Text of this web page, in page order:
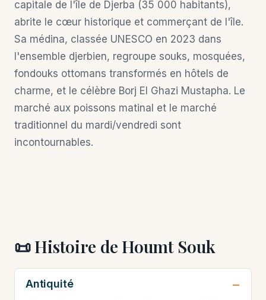
capitale de l'île de Djerba (35 000 habitants),
abrite le cœur historique et commerçant de l'île.
Sa médina, classée UNESCO en 2023 dans
l'ensemble djerbien, regroupe souks, mosquées,
fondouks ottomans transformés en hôtels de
charme, et le célèbre Borj El Ghazi Mustapha. Le
marché aux poissons matinal et le marché
traditionnel du mardi/vendredi sont
incontournables.
📜 Histoire de Houmt Souk
Antiquité